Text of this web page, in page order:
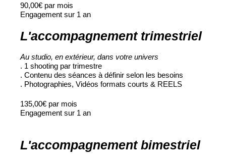
90,00€ par mois
Engagement sur 1 an
L'accompagnement trimestriel
Au studio, en extérieur, dans votre univers
. 1 shooting par trimestre
. Contenu des séances à définir selon les besoins
. Photographies, Vidéos formats courts & REELS
135,00€ par mois
Engagement sur 1 an
L'accompagnement bimestriel